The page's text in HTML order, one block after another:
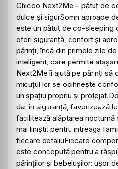
Chicco Next2Me – pătuț de
dulce și sigurSomn aproape
este un pătuț de co-sleeping
oferi siguranță, confort și
părinți, încă din primele zile
inteligent, care permite
Next2Me îi ajută pe părinți să
micuțul lor se odihnește
un spațiu propriu și
dar în siguranță, favorizează
facilitează alăptarea nocturnă
mai liniștit pentru întreaga
fiecare detaliuFiecare
este concepută pentru a
părinților și bebelușilor: ușor